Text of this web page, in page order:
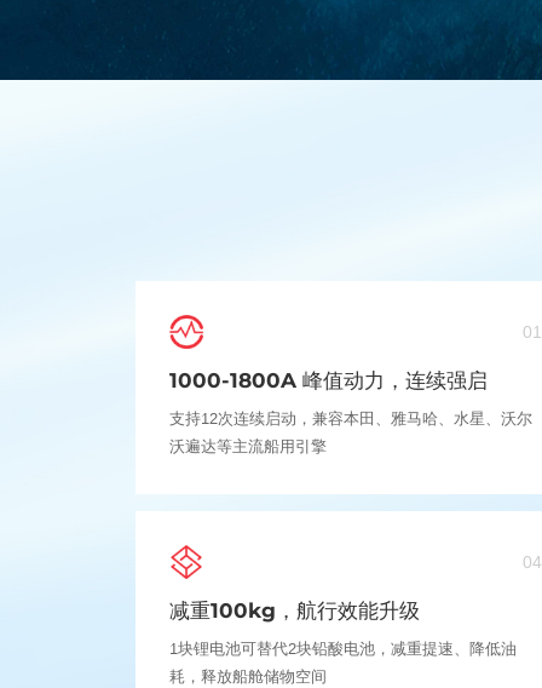
01
1000-1800A 峰值动力，连续强启
支持12次连续启动，兼容本田、雅马哈、水星、沃尔
沃遍达等主流船用引擎
04
减重100kg，航行效能升级
1块锂电池可替代2块铅酸电池，减重提速、降低油
耗，释放船舱储物空间